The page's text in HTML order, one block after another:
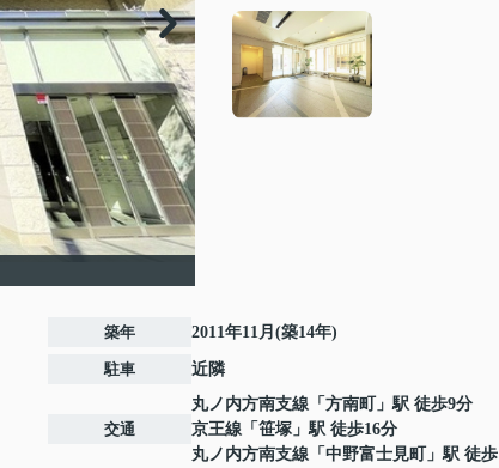
築年 2011年11月(築14年)
駐車 近隣
交通
丸ノ内方南支線 「 方南町
」駅 徒歩9分
京王線 「 笹塚 」駅 徒歩16分
丸ノ内方南支線 「 中野富士見町 」駅 徒